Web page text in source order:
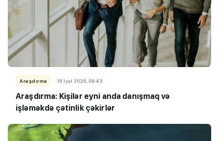
Araşdırma 16 İyul 2026, 09:43
Araşdırma: Kişilər eyni anda danışmaq və
işləməkdə çətinlik çəkirlər